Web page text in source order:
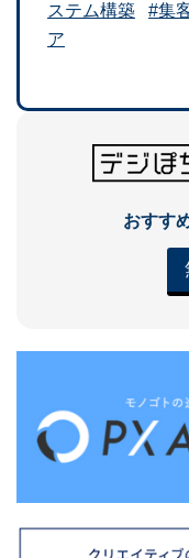
ステム構築
#集
ア
おすす